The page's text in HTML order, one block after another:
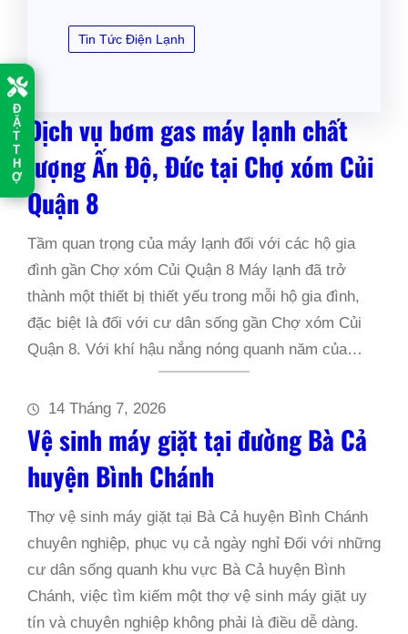
Đ
Ặ
T
T
H
Ợ
Tin Tức Điện Lạnh
Dịch vụ bơm gas máy lạnh chất
lượng Ấn Độ, Đức tại Chợ xóm Củi
Quận 8
Tầm quan trọng của máy lạnh đối với các hộ gia
đình gần Chợ xóm Củi Quận 8 Máy lạnh đã trở
thành một thiết bị thiết yếu trong mỗi hộ gia đình,
đặc biệt là đối với cư dân sống gần Chợ xóm Củi
Quận 8. Với khí hậu nắng nóng quanh năm của…
14 Tháng 7, 2026
Vệ sinh máy giặt tại đường Bà Cả
huyện Bình Chánh
Thợ vệ sinh máy giặt tại Bà Cả huyện Bình Chánh
chuyên nghiệp, phục vụ cả ngày nghỉ Đối với những
cư dân sống quanh khu vực Bà Cả huyện Bình
Chánh, việc tìm kiếm một thợ vệ sinh máy giặt uy
tín và chuyên nghiệp không phải là điều dễ dàng.